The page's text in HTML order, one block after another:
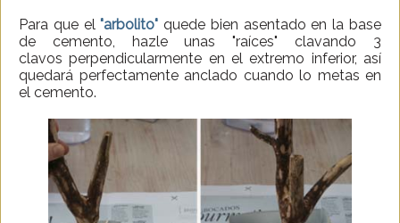
Para que el"arbolito" quede bien asentado en la base
de cemento, hazle unas "raíces" clavando 3
clavos perpendicularmente en el extremo inferior, así
quedará perfectamente anclado cuando lo metas en
el cemento.